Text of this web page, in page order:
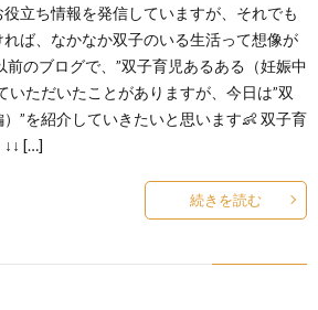
育
児
立ち情報を発信していますが、それでも
ば、なかなか双子のいる生活って想像が
のブログで、”双子育児あるある（妊娠中
いただいたことがありますが、今日は”双
”を紹介していきたいと思います👶 双子育
↓↓ […]
続きを読む